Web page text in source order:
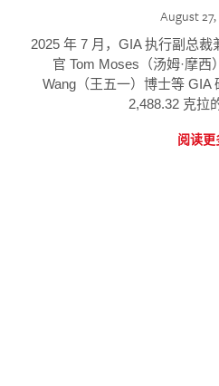
August
2025 年 7 月，GIA 执行副总
官 Tom Moses（汤姆·摩
Wang（王五一）博士等 GIA
2,488.32 克拉
阅读更